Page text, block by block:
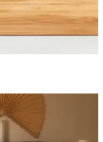
makası özellikleri,
mutfak
sunuyor.